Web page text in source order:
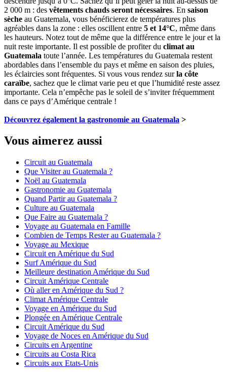
2 000 m : des vêtements chauds seront nécessaires. En saison
sèche au Guatemala, vous bénéficierez de températures plus
agréables dans la zone : elles oscillent entre 5 et 14°C, même dans
les hauteurs. Notez tout de même que la différence entre le jour et la
nuit reste importante. Il est possible de profiter du climat au
Guatemala toute l’année. Les températures du Guatemala restent
abordables dans l’ensemble du pays et même en saison des pluies,
les éclaircies sont fréquentes. Si vous vous rendez surla côte
caraïbe, sachez que le climat varie peu et que l’humidité reste assez
importante. Cela n’empêche pas le soleil de s’inviter fréquemment
dans ce pays d’Amérique centrale !
Découvrez également la gastronomie au Guatemala >
Vous aimerez aussi
Circuit au Guatemala
Que Visiter au Guatemala ?
Noël au Guatemala
Gastronomie au Guatemala
Quand Partir au Guatemala ?
Culture au Guatemala
Que Faire au Guatemala ?
Voyage au Guatemala en Famille
Combien de Temps Rester au Guatemala ?
Voyage au Mexique
Circuit en Amérique du Sud
Surf Amérique du Sud
Meilleure destination Amérique du Sud
Circuit Amérique Centrale
Où aller en Amérique du Sud ?
Climat Amérique Centrale
Voyage en Amérique du Sud
Plongée en Amérique Centrale
Circuit Amérique du Sud
Voyage de Noces en Amérique du Sud
Circuits en Argentine
Circuits au Costa Rica
Circuits aux Etats-Unis